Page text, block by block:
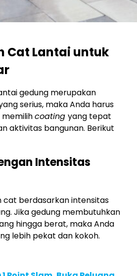
Cat Lantai untuk
gedung merupakan
serius, maka Anda harus
coating yang tepat
aktivitas bangunan. Berikut
Intensitas
cat berdasarkan intensitas
Jika gedung membutuhkan
hingga berat, maka Anda
lebih pekat dan kokoh.